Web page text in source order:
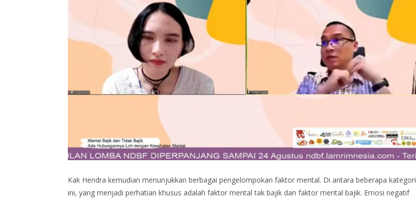
Kak Hendra kemudian menunjukkan berbagai pengelompokan faktor mental. Di antara beberapa kategori
ini, yang menjadi perhatian khusus adalah faktor mental tak bajik dan faktor mental bajik. Emosi negatif